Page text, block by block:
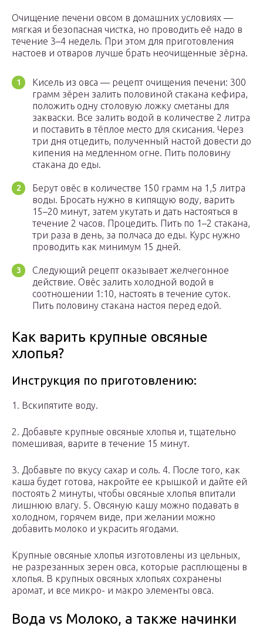
Очищение печени овсом в домашних условиях —
мягкая и безопасная чистка, но проводить её надо в
течение 3–4 недель. При этом для приготовления
настоев и отваров лучше брать неочищенные зёрна.
Кисель из овса — рецепт очищения печени: 300
грамм зёрен залить половиной стакана кефира,
положить одну столовую ложку сметаны для
закваски. Все залить водой в количестве 2 литра
и поставить в тёплое место для скисания. Через
три дня отцедить, полученный настой довести до
кипения на медленном огне. Пить половину
стакана до еды.
Берут овёс в количестве 150 грамм на 1,5 литра
воды. Бросать нужно в кипящую воду, варить
15–20 минут, затем укутать и дать настояться в
течение 2 часов. Процедить. Пить по 1–2 стакана,
три раза в день, за полчаса до еды. Курс нужно
проводить как минимум 15 дней.
Следующий рецепт оказывает желчегонное
действие. Овёс залить холодной водой в
соотношении 1:10, настоять в течение суток.
Пить половину стакана настоя перед едой.
Как варить крупные овсяные
хлопья?
Инструкция по приготовлению:
1. Вскипятите воду.
2. Добавьте крупные овсяные хлопья и, тщательно
помешивая, варите в течение 15 минут.
3. Добавьте по вкусу сахар и соль. 4. После того, как
каша будет готова, накройте ее крышкой и дайте ей
постоять 2 минуты, чтобы овсяные хлопья впитали
лишнюю влагу. 5. Овсяную кашу можно подавать в
холодном, горячем виде, при желании можно
добавить молоко и украсить ягодами.
Крупные овсяные хлопья изготовлены из цельных,
не разрезанных зерен овса, которые расплющены в
хлопья. В крупных овсяных хлопьях сохранены
аромат, и все микро- и макро элементы овса.
Вода vs Молоко, а также начинки